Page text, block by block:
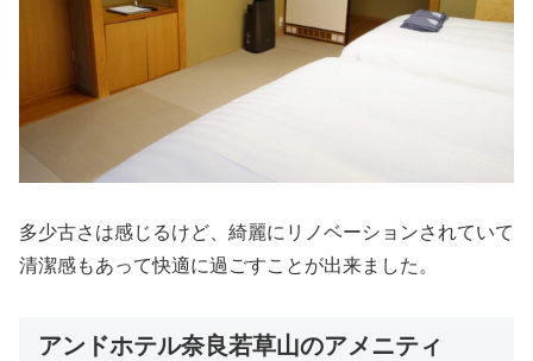
多少古さは感じるけど、綺麗にリノベーションされていて
清潔感もあって快適に過ごすことが出来ました。
アンドホテル奈良若草山のアメニティ